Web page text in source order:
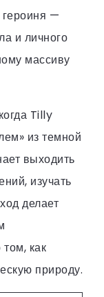
—
и личного
массиву
Tilly
из темной
выходить
изучать
делает
как
природу.